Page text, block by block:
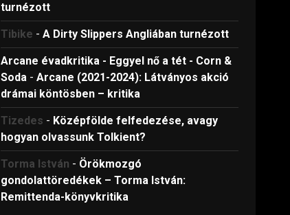
turnézott
Tibike -A Dirty Slippers Angliában turnézott
Arcane évadkritika - Eggyel nő a tét - Corn &
Soda -Arcane (2021-2024): Látványos akció
drámai köntösben – kritika
Tizedes - Középfölde felfedezése, avagy
hogyan olvassunk Tolkient?
Torma István - Örökmozgó
gondolattöredékek – Torma István:
Remittenda-könyvkritika